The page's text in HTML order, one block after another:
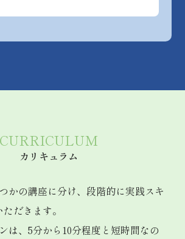
CURRICULUM
カリキュラム
かの講座に分け、段階的に実践スキ
だきます。
は、5分から10分程度と短時間なの